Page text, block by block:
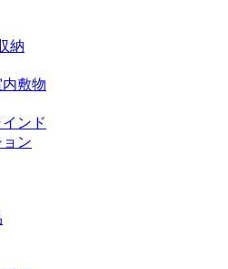
納
敷物
ンド
ン